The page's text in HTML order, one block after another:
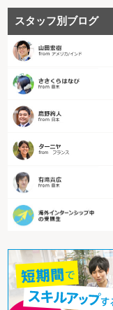
スタッフ別ブログ